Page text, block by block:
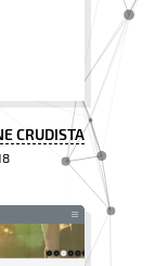
CRUDISTA